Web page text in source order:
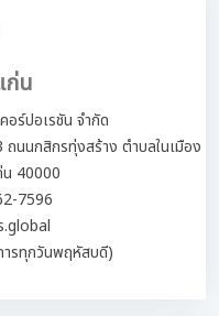
ก่น
ร์ปอเรชัน จำกัด
นนกสิกรทุ่งสร้าง ตำบลในเมือง
น 40000
7596
รทุกวันพฤหัสบดี)